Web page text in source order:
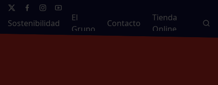
Sostenibilidad
El
Grupo
Contacto
Tienda
Online